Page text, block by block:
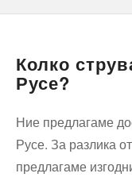
Колко
Русе?
Ние предлагаме
Русе. За разлика
предлагаме